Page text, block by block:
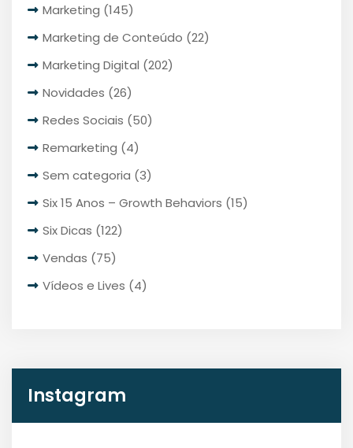
Marketing (145)
Marketing de Conteúdo (22)
Marketing Digital (202)
Novidades (26)
Redes Sociais (50)
Remarketing (4)
Sem categoria (3)
Six 15 Anos – Growth Behaviors (15)
Six Dicas (122)
Vendas (75)
Vídeos e Lives (4)
Instagram